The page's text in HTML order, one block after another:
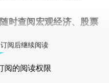
随时查阅宏观经济、股票
阅后继续阅读
阅的阅读权限